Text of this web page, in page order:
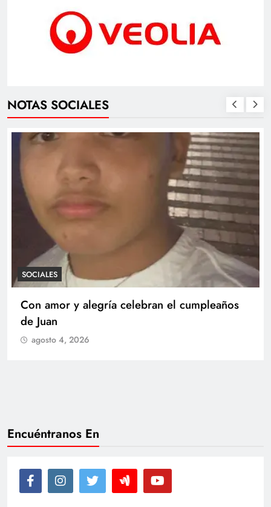
NOTAS SOCIALES
SOCIALES
Con amor y alegría celebran el cumpleaños
de Juan
agosto 4, 2026
Encuéntranos En